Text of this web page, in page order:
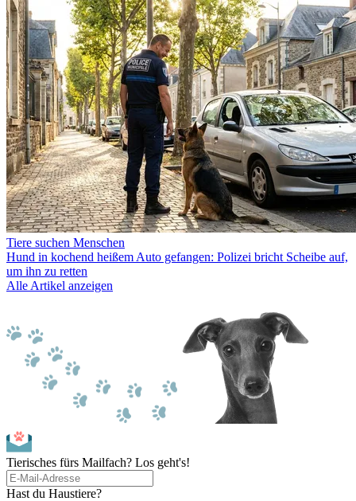
Tiere suchen Menschen
Hund in kochend heißem Auto gefangen: Polizei bricht Scheibe auf,
um ihn zu retten
Alle Artikel anzeigen
Tierisches fürs Mailfach? Los geht's!
Hast du Haustiere?